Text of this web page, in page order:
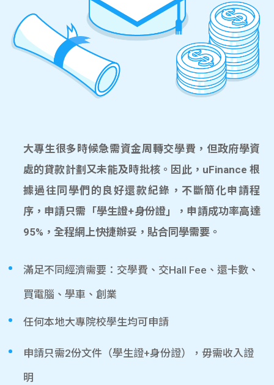
大專生很多時候急需資金周轉交學費，但政府學資
處的貸款計劃又未能及時批核。因此，uFinance 根
據過往同學們的良好還款紀錄，不斷簡化申請程
序，申請只需「學生證+身份證」，申請成功率高達
95%，全程網上快捷辦妥，貼合同學需要。
滿足不同經濟需要：交學費、交Hall Fee、還卡數、
買電腦、學車、創業
任何本地大專院校學生均可申請
申請只需2份文件（學生證+身份證），毋需收入證
明